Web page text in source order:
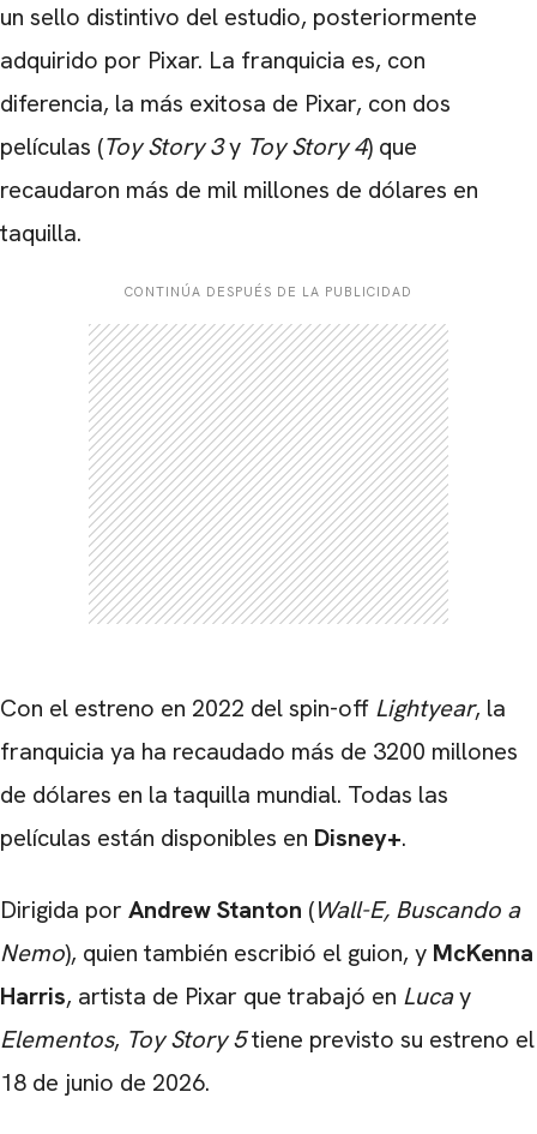
un sello distintivo del estudio, posteriormente
adquirido por Pixar. La franquicia es, con
diferencia, la más exitosa de Pixar, con dos
películas (Toy Story 3y Toy Story 4) que
recaudaron más de mil millones de dólares en
taquilla.
CONTINÚA DESPUÉS DE LA PUBLICIDAD
Con el estreno en 2022 del spin-off Lightyear, la
franquicia ya ha recaudado más de 3200 millones
de dólares en la taquilla mundial. Todas las
películas están disponibles en Disney+.
Dirigida por Andrew Stanton (Wall-E, Buscando a
Nemo), quien también escribió el guion, y McKenna
Harris, artista de Pixar que trabajó en Lucay
Elementos, Toy Story 5tiene previsto su estreno el
18 de junio de 2026.